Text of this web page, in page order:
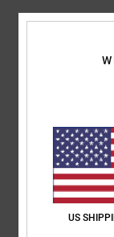
Il
Troppo
US